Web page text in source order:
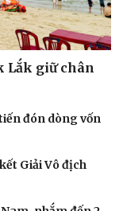
đêm khuya
yêu
tâm hồn
Lắk giữ chân
đón dòng vốn
Giải Vô địch